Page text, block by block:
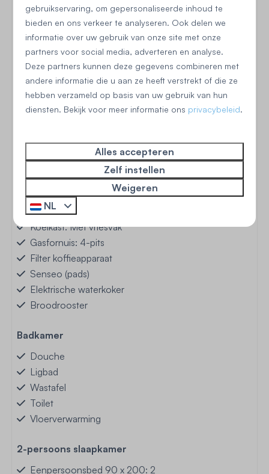
Buiten
Omheinde tuin
Terras: Overdekt
Tuinmeubels
Begane grond
Keuken
Geen vaatwasser aanwezig
Magnetron: Combimagnetron
Koelkast: Met vriesvak
Gasfornuis: 4-pits
Filter koffieapparaat
Senseo (pads)
Elektrische waterkoker
Broodrooster
Badkamer
Douche
Ligbad
Wastafel
Toilet
Vloerverwarming
2-persoons slaapkamer
Eenpersoonsbed 90 x 200: 2
gebruikservaring, om gepersonaliseerde inhoud te
bieden en ons verkeer te analyseren. Ook delen we
informatie over uw gebruik van onze site met onze
partners voor social media, adverteren en analyse.
Deze partners kunnen deze gegevens combineren met
andere informatie die u aan ze heeft verstrekt of die ze
hebben verzameld op basis van uw gebruik van hun
diensten. Bekijk voor meer informatie ons privacybeleid.
Alles accepteren
Zelf instellen
Weigeren
NL